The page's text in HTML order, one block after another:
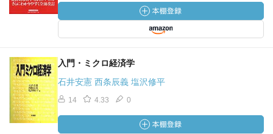
入門・ミクロ経済学
石井安憲 西条辰義 塩沢修平
14 4.33 0